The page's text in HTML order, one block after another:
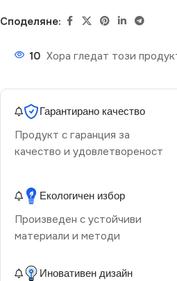
Споделяне:
10 Хора гледат този
Гарантирано качество
Продукт с гаранция за
качество и удовлетвореност
Екологичен избор
Произведен с устойчиви
материали и методи
Иновативен дизайн